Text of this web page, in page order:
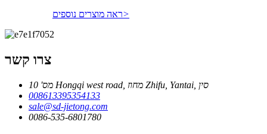
ראה מוצרים נוספים>
צרו קשר
מס' 10 Hongqi west road, מחוז Zhifu, Yantai, סין
008613395354133
sale@sd-jietong.com
0086-535-6801780